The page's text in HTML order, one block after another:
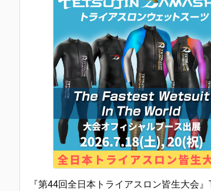
『第44回全日本トライアスロン皆生大会』